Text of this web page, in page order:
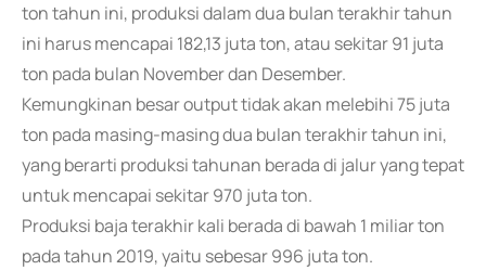
ton tahun ini, produksi dalam dua bulan terakhir tahun
ini harus mencapai 182,13 juta ton, atau sekitar 91 juta
ton pada bulan November dan Desember.
Kemungkinan besar output tidak akan melebihi 75 juta
ton pada masing-masing dua bulan terakhir tahun ini,
yang berarti produksi tahunan berada di jalur yang tepat
untuk mencapai sekitar 970 juta ton.
Produksi baja terakhir kali berada di bawah 1 miliar ton
pada tahun 2019, yaitu sebesar 996 juta ton.